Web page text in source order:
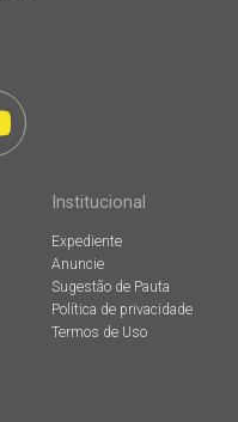
Institucional
Expediente
Anuncie
Sugestão de Pauta
Política de privacidade
Termos de Uso